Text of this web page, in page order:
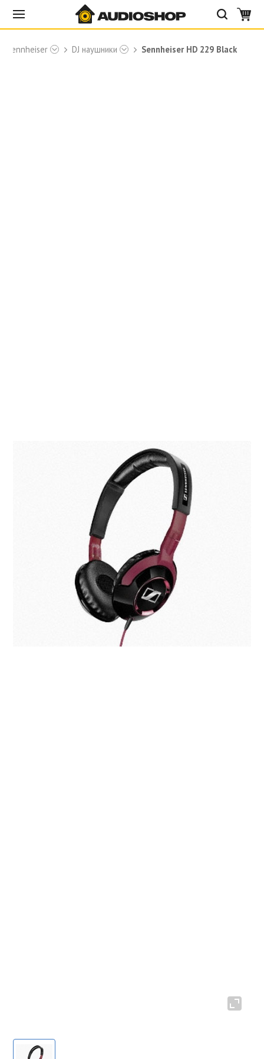
Sennheiser DJ наушники Sennheiser HD 229 Black